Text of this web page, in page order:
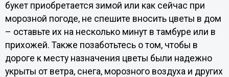
букет приобретается зимой или как сейчас при
морозной погоде, не спешите вносить цветы в дом
– оставьте их на несколько минут в тамбуре или в
прихожей. Также позаботьтесь о том, чтобы в
дороге к месту назначения цветы были надежно
укрыты от ветра, снега, морозного воздуха и других